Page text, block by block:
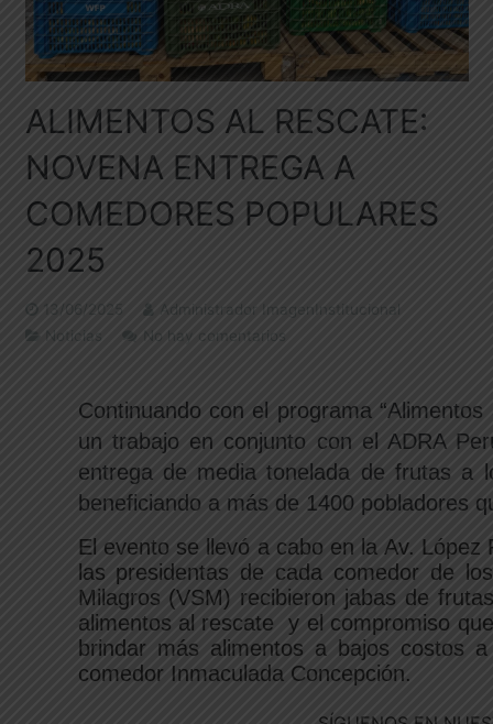
ALIMENTOS AL RESCATE:
NOVENA ENTREGA A
COMEDORES POPULARES
2025
13/06/2025
Administrador ImagenInstitucional
Noticias
No hay comentarios
Continuando con el programa
un trabajo en conjunto con el ADRA
entrega de media tonelada de frutas a
beneficiando a más de 1400 pobladores
El evento se llevó a cabo en la Av.
las presidentas de cada comedor de
Milagros (VSM) recibieron jabas de
alimentos al rescate y el compromiso
brindar más alimentos a bajos costos
comedor Inmaculada Concepción.